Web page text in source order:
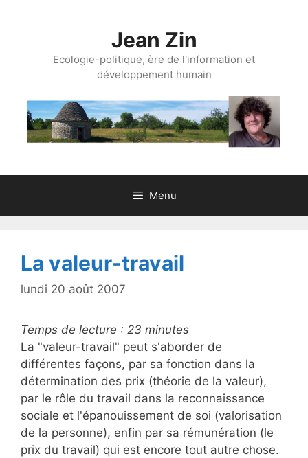
Jean Zin
Ecologie-politique, ère de l'information et
développement humain
Menu
La valeur-travail
lundi 20 août 2007
Temps de lecture : 23 minutes
La "valeur-travail" peut s'aborder de
différentes façons, par sa fonction dans la
détermination des prix (théorie de la valeur),
par le rôle du travail dans la reconnaissance
sociale et l'épanouissement de soi (valorisation
de la personne), enfin par sa rémunération (le
prix du travail) qui est encore tout autre chose.